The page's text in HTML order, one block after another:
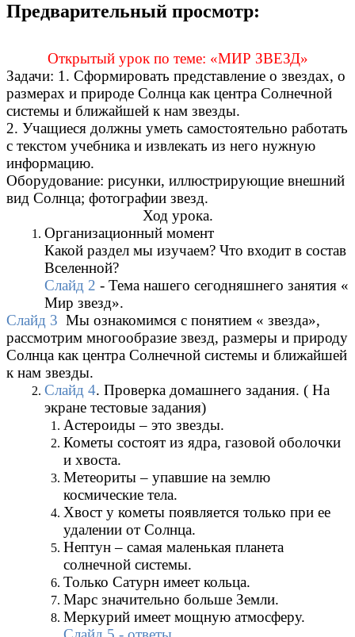
Предварительный просмотр:
Открытый урок по теме: «МИР ЗВЕЗД»
Задачи: 1. Сформировать представление о звездах, о
размерах и природе Солнца как центра Солнечной
системы и ближайшей к нам звезды.
2. Учащиеся должны уметь самостоятельно работать
с текстом учебника и извлекать из него нужную
информацию.
Оборудование: рисунки, иллюстрирующие внешний
вид Солнца; фотографии звезд.
Ход урока.
Организационный момент
Какой раздел мы изучаем? Что входит в состав
Вселенной?
Слайд 2 - Тема нашего сегодняшнего занятия «
Мир звезд».
Слайд 3 Мы ознакомимся с понятием « звезда»,
рассмотрим многообразие звезд, размеры и природу
Солнца как центра Солнечной системы и ближайшей
к нам звезды.
Слайд 4. Проверка домашнего задания. ( На
экране тестовые задания)
Астероиды – это звезды.
Кометы состоят из ядра, газовой оболочки
и хвоста.
Метеориты – упавшие на землю
космические тела.
Хвост у кометы появляется только при ее
удалении от Солнца.
Нептун – самая маленькая планета
солнечной системы.
Только Сатурн имеет кольца.
Марс значительно больше Земли.
Меркурий имеет мощную атмосферу.